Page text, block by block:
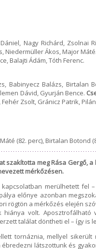
Nagy Richárd, Zsolnai
Niedermüller Ákos, Major Máté.
Balajti Ádám, Tóth Ferenc.
Babinyecz Balázs, Birtalan
Dávid, Gyurján Bence.
Zsolt, Gránicz Patrik,
(82. perc), Birtalan Botond
szakította meg Rása Gergő,
mérkőzésen.
merülhetett fel
előnye azonban
rögtön a mérkőzés elején
volt. Aposztrofálható
találat döntheti el – így is
tornáznia, mellyel
látszottunk és